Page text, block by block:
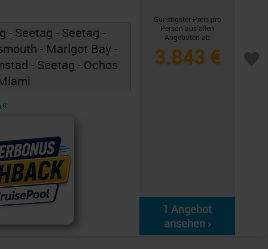
- Seetag - Seetag -
- Marigot Bay -
- Seetag - Ochos
Günstigster Preis pro
Person aus allen
Angeboten ab
3.843 €
1 Angebot
ansehen ›